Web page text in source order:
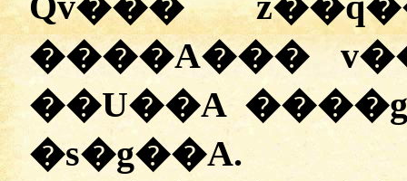
����A���
��U��A
�s�g��A.